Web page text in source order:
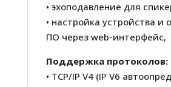
• эхоподавление для
• настройка устройства и
ПО через web-интерфейс,
Поддержка протоколов:
• TCP/IP V4 (IP V6